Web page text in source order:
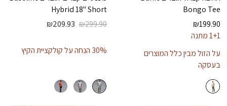
Bongo Tee
₪199.90
1+1 מתנה
על הזול מבין כלל המוצרים
בעסקה
Hybrid 18" Short
₪299.90
₪209.93
30% הנחה על קולקציית הקיץ